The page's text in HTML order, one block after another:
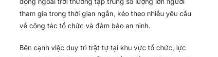
tham gia trong thời gian ngắn, kéo theo nhiều yêu cầu
về công tác tổ chức và đảm bảo an ninh.
Bên cạnh việc duy trì trật tự tại khu vực tổ chức, lực